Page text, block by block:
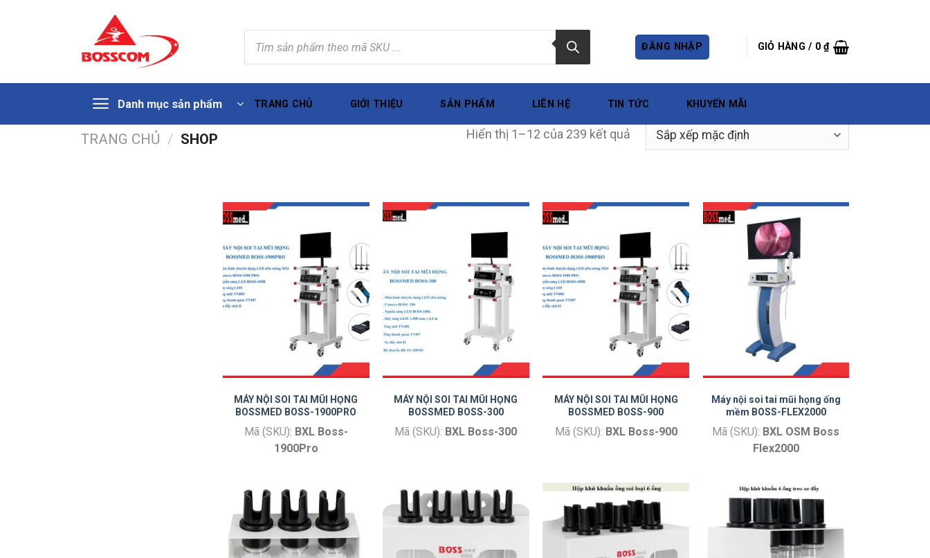
Tìm
kiếm
sản
phẩm
ĐĂNG NHẬP GIỎ HÀNG / 0₫
Danh mục sản phẩm TRANG CHỦ GIỚI THIỆU SẢN PHẨM LIÊN HỆ TIN TỨC KHUYẾN MÃI
TRANG CHỦ / SHOP Hiển thị 1–12 của 239 kết quả
MÁY NỘI SOI TAI MŨI HỌNG
BOSSMED BOSS-1900PRO
Mã (SKU): BXL Boss-
1900Pro
MÁY NỘI SOI TAI MŨI HỌNG
BOSSMED BOSS-300
Mã (SKU): BXL Boss-300
MÁY NỘI SOI TAI MŨI HỌNG
BOSSMED BOSS-900
Mã (SKU): BXL Boss-900
Máy nội soi tai mũi họng ống
mềm BOSS-FLEX2000
Mã (SKU): BXL OSM Boss
Flex2000